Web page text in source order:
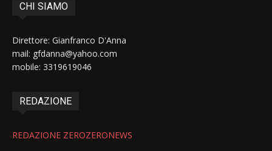
CHI SIAMO
Direttore: Gianfranco D'Anna
mail: gfdanna@yahoo.com
mobile: 3319619046
REDAZIONE
REDAZIONE ZEROZERONEWS